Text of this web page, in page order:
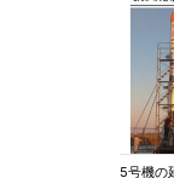
5号機の